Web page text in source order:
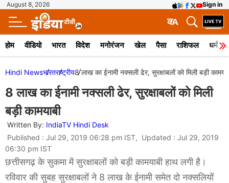
August 8, 2026 Sign in
A
क
होम वीडियो भारत विदेश मनोरंजन खेल पैसा राशिफल धर्म
Hindi Newsभारतराष्ट्रीय8 लाख का ईनामी नक्सली ढेर, सुरक्षाबलों को मिली बड़ी
8 लाख का ईनामी नक्सली ढेर, सुरक्षाबलों को मिली
बड़ी कामयाबी
Written By: IndiaTV Hindi Desk
Published : Jul 29, 2019 06:28 pm IST, Updated : Jul 29, 2019
06:30 pm IST
छत्तीसगढ़ के सुकमा में सुरक्षाबलों को बड़ी कामयाबी हाथ लगी है।
रविवार की सुबह सुरक्षाबलों ने 8 लाख के ईनामी समेत दो नक्सलियों